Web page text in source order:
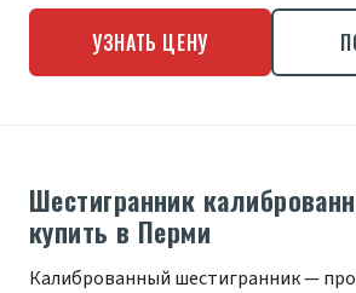
УЗНАТЬ ЦЕНУ
Шестигранник
купить в Перми
Калиброванный шестигранник —